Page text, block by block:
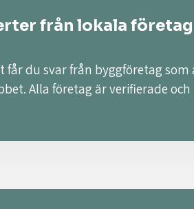
från lokala företag
får du svar från byggföretag som
Alla företag är verifierade